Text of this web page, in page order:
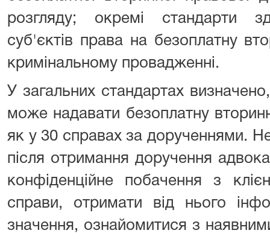
розгляду; окремі стандарти
суб'єктів права на безоплатну
кримінальному провадженні.
У загальних стандартах
може надавати безоплатну
як у 30 справах за дорученнями.
після отримання доручення
конфіденційне побачення з
справи, отримати від нього
значення, ознайомитися з